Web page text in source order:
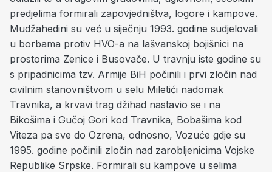
predjelima formirali zapovjedništva, logore i kampove.
Mudžahedini su već u siječnju 1993. godine sudjelovali
u borbama protiv HVO-a na lašvanskoj bojišnici na
prostorima Zenice i Busovače. U travnju iste godine su
s pripadnicima tzv. Armije BiH počinili i prvi zločin nad
civilnim stanovništvom u selu Miletići nadomak
Travnika, a krvavi trag džihad nastavio se i na
Bikošima i Gučoj Gori kod Travnika, Bobašima kod
Viteza pa sve do Ozrena, odnosno, Vozuće gdje su
1995. godine počinili zločin nad zarobljenicima Vojske
Republike Srpske. Formirali su kampove u selima